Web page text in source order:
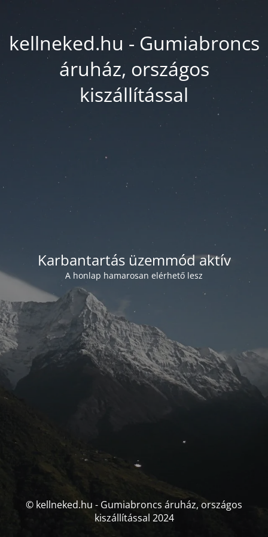
kellneked.hu - Gumiabroncs
áruház, országos
kiszállítással
Karbantartás üzemmód aktív
A honlap hamarosan elérhető lesz
© kellneked.hu - Gumiabroncs áruház, országos
kiszállítással 2024